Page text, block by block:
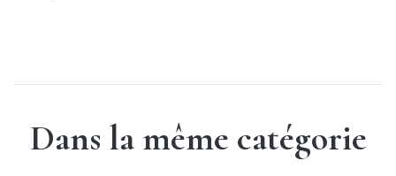
Dans la même catégorie